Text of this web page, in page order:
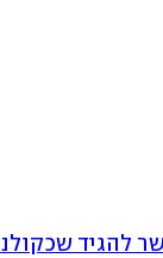
להגיד